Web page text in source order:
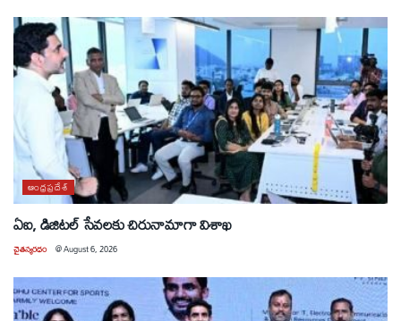
ఆంధ్రప్రదేశ్
ఏఐ, డిజిటల్ సేవలకు చిరునామాగా విశాఖ
చైతన్యరధం @August 6, 2026